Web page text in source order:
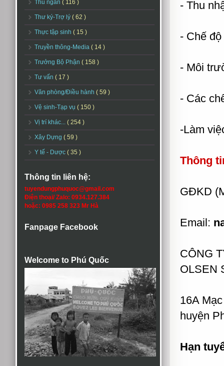
Thu ngân ( 116 )
Thư ký-Trợ lý ( 62 )
Thực tập sinh ( 15 )
Truyền thông-Media ( 14 )
Trưởng Bộ Phận ( 158 )
Tư vấn ( 17 )
Văn phòng/Điều hành ( 59 )
Vệ sinh-Tạp vụ ( 150 )
Vị trí khác... ( 254 )
Xây Dựng ( 59 )
Y tế - Dược ( 35 )
Thông tin liên hệ:
tuyendungphuquoc@gmail.com
Điện thoại/ Zalo: 0934.127.384
hoặc: 0985 258 323 Mr Hà
Fanpage Facebook
Welcome to Phú Quốc
- Thu
- Chế
- Môi
- Các
-Làm
Thông
GĐKD
Email:
CÔNG
OLSEN
16A
huyện
Hạn